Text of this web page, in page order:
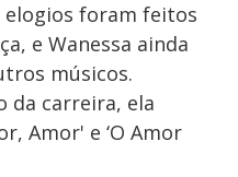
elogios foram feitos
e Wanessa ainda
músicos.
da carreira, ela
Amor' e ‘O Amor